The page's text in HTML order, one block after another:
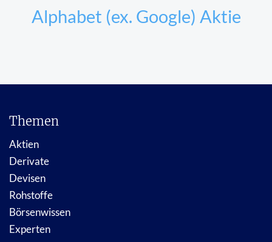
Alphabet (ex. Google) Aktie
Themen
Aktien
Derivate
Devisen
Rohstoffe
Börsenwissen
Experten